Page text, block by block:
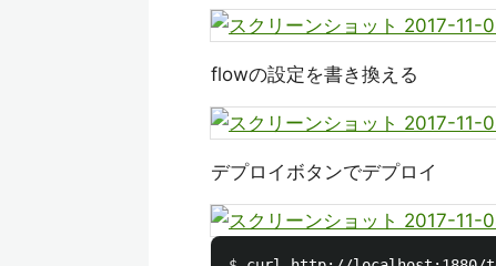
flowの設定を書き換える
デプロイボタンでデプロイ